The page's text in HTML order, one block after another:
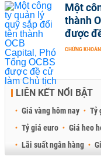
Một
thành
được
CHỨNG KHOÁN
LIÊN KẾT NỔI BẬT
Giá vàng hôm nay Tỷ
Tỷ giá euro
Giá heo
Lãi suất ngân hàng